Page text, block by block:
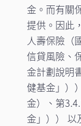
重要通知- 由2026
服務安排。現有
服務熱線尋求協
金。而有關
提供。因此
人壽保險（
信貸風險、
金計劃說明
健基金」）
金）、第
金」）） 以